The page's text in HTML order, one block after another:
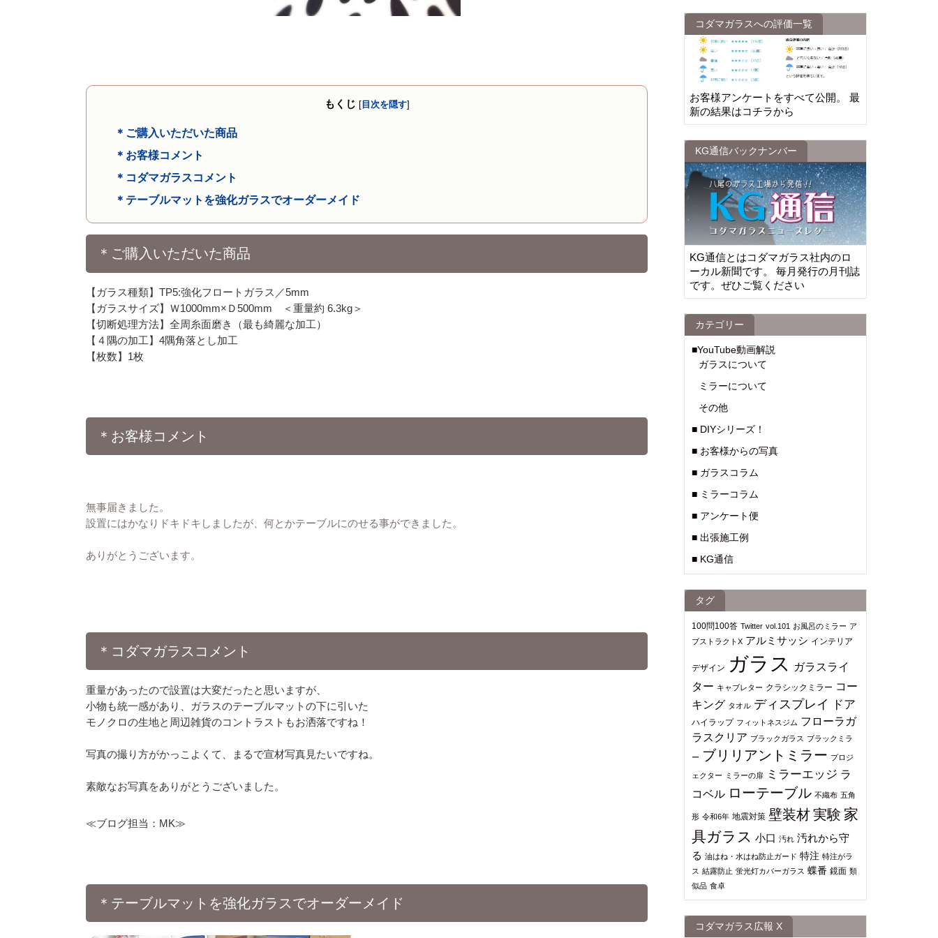
もくじ [目次を隠す]
＊ご購入いただいた商品
＊お客様コメント
＊コダマガラスコメント
＊テーブルマットを強化ガラスでオーダーメイド
＊ご購入いただいた商品
【ガラス種類】TP5:強化フロートガラス／5mm
【ガラスサイズ】Ｗ1000mm×Ｄ500mm ＜重量約 6.3kg＞
【切断処理方法】全周糸面磨き（最も綺麗な加工）
【４隅の加工】4隅角落とし加工
【枚数】1枚
＊お客様コメント
無事届きました。
設置にはかなりドキドキしましたが、何とかテーブルにのせる事ができました。
ありがとうございます。
＊コダマガラスコメント
重量があったので設置は大変だったと思いますが、
小物も統一感があり、ガラスのテーブルマットの下に引いた
モノクロの生地と周辺雑貨のコントラストもお洒落ですね！
写真の撮り方がかっこよくて、まるで宣材写真見たいですね。
素敵なお写真をありがとうございました。
≪ブログ担当：MK≫
＊テーブルマットを強化ガラスでオーダーメイド
コダマガラスへの評価一覧
お客様アンケートをすべて公開。 最
新の結果はコチラから
KG通信バックナンバー
KG通信とはコダマガラス社内のロ
ーカル新聞です。 毎月発行の月刊誌
です。ぜひご覧ください
カテゴリー
■YouTube動画解説
ガラスについて
ミラーについて
その他
■ DIYシリーズ！
■ お客様からの写真
■ ガラスコラム
■ ミラーコラム
■ アンケート便
■ 出張施工例
■ KG通信
タグ
100問100答 Twitter vol.101 お風呂のミラー ア
ブストラクトX アルミサッシ インテリア
デザイン ガラス
ガラスライ
ター キャブレター クラシックミラー コー
キング タオル ディスプレイ ドア
ハイラップ フィットネスジム フローラガ
ラスクリア ブラックガラス ブラックミラ
ー ブリリアントミラー プロジ
ェクター ミラーの扉 ミラーエッジ ラ
コベル ローテーブル 不織布 五角
形 令和6年 地震対策 壁装材 実験 家
具ガラス 小口 汚れ 汚れから守
る 油はね・水はね防止ガード 特注 特注がラ
ス 結露防止 蛍光灯カバーガラス 蝶番 鏡面 類
似品 食卓
コダマガラス広報 X